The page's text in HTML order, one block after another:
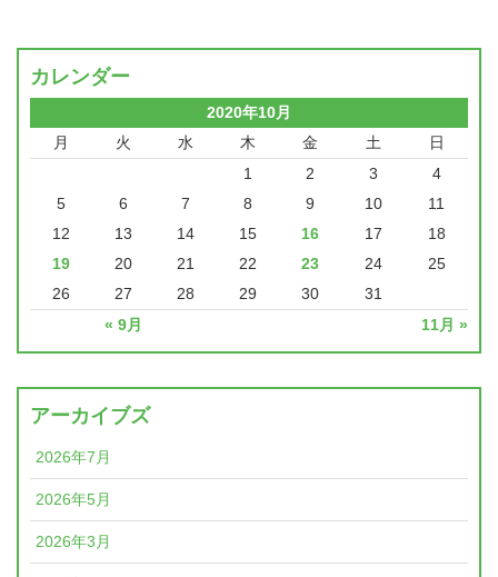
カレンダー
2020年10月
月
火 水 木 金 土 日
« 9月 11月 »
1 2 3
4
5
6 7 8 9 10
11
12
13 14 15 16 17
18
19
20 21 22 23 24
25
26
27 28 29 30 31
アーカイブズ
2026年7月
2026年5月
2026年3月